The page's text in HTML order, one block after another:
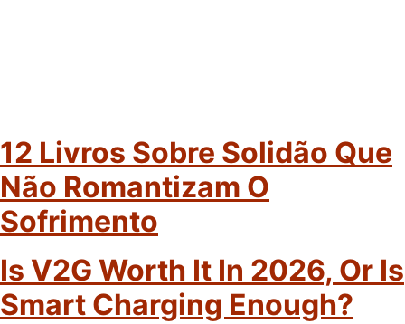
12 Livros Sobre Solidão Que
Não Romantizam O
Sofrimento
Is V2G Worth It In 2026, Or Is
Smart Charging Enough?